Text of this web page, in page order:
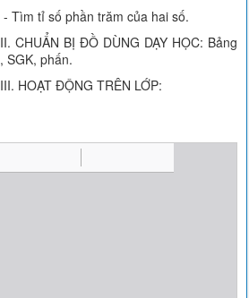
- Tìm tỉ số phần trăm của hai số.
II. CHUẨN BỊ ĐỒ DÙNG DẠY HỌC: Bảng
, SGK, phấn.
III. HOẠT ĐỘNG TRÊN LỚP: